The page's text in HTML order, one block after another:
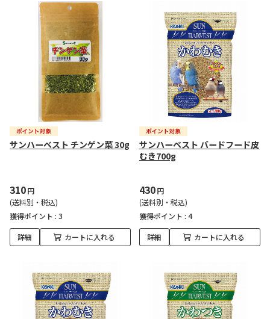
サンハーベスト チンゲン菜 30g
310円
(送料別・税込)
獲得ポイント : 3
詳細 カートに入れる
サンハーベスト バードフード皮
むき700g
430円
(送料別・税込)
獲得ポイント : 4
詳細 カートに入れる